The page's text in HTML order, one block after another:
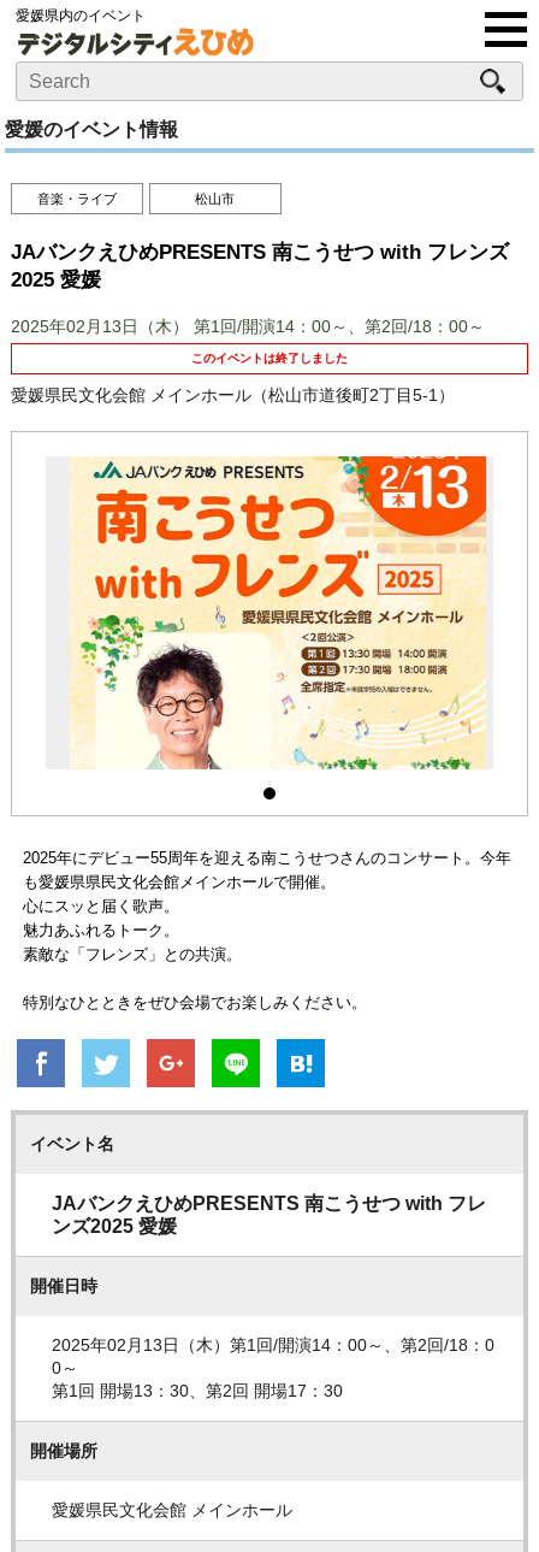
愛媛県内のイベント
愛媛のイベント情報
音楽・ライブ 松山市
JAバンクえひめPRESENTS 南こうせつ with フレンズ
2025 愛媛
2025年02月13日（木） 第1回/開演14：00～、第2回/18：00～
このイベントは終了しました
愛媛県民文化会館 メインホール（松山市道後町2丁目5-1）
2025年にデビュー55周年を迎える南こうせつさんのコンサート。今年
も愛媛県県民文化会館メインホールで開催。
心にスッと届く歌声。
魅力あふれるトーク。
素敵な「フレンズ」との共演。
特別なひとときをぜひ会場でお楽しみください。
イベント名
JAバンクえひめPRESENTS 南こうせつ with フレ
ンズ2025 愛媛
開催日時
2025年02月13日（木）第1回/開演14：00～、第2回/18：0
0～
第1回 開場13：30、第2回 開場17：30
開催場所
愛媛県民文化会館 メインホール